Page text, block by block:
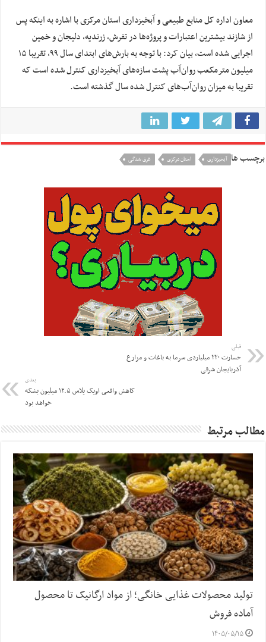
معاون اداره کل منابع طبیعی و آبخیزداری استان مرکزی با اشاره به اینکه پس
از شازند بیشترین اعتبارات و پروژه‌ها در تفرش، زرندیه، دلیجان و خمین
اجرایی شده است، بیان کرد: با توجه به بارش‌های ابتدای سال ۹۹، تقریبا ۱۵
میلیون مترمکعب روان‌آب پشت سازه‌های آبخیزداری کنترل شده است که
تقریبا به میزان روان‌آب‌های کنترل شده سال گذشته است.
برچسب ها آبخیزداری استان مرکزی غرق شدگی
قبلی
خسارت ۲۲۰ میلیاردی سرما به باغات و مزارع
آذربایجان شرقی
بعدی
کاهش واقعی اوپک پلاس ۱۲.۵ میلیون بشکه
خواهد بود
مطالب مرتبط
تولید محصولات غذایی خانگی؛ از مواد ارگانیک تا محصول
آماده فروش
۱۴۰۵/۰۵/۱۵